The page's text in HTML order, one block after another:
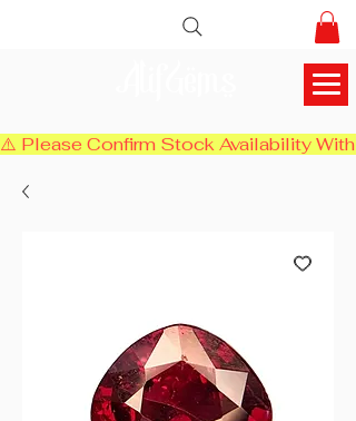
⚠️ Please Confirm Stock Availability